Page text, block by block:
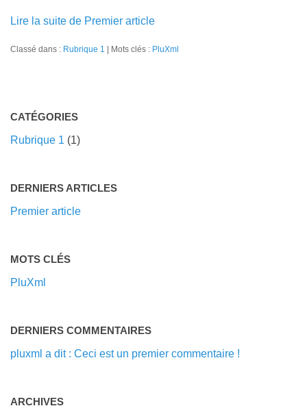
Lire la suite de Premier article
Classé dans : Rubrique 1 Mots clés : PluXml
CATÉGORIES
Rubrique 1 (1)
DERNIERS ARTICLES
Premier article
MOTS CLÉS
PluXml
DERNIERS COMMENTAIRES
pluxml a dit : Ceci est un premier commentaire !
ARCHIVES